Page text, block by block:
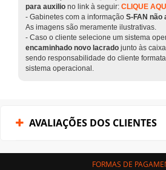
para auxilio no link à seguir: CLIQUE
- Gabinetes com a informação S-FAN não
As imagens são meramente ilustrativas.
- Caso o cliente selecione um sistema
encaminhado novo lacrado junto às
sendo responsabilidade do cliente
sistema operacional.
AVALIAÇÕES DOS CLIENTES
FORMAS DE